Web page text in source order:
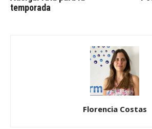
temporada
Florencia Costas